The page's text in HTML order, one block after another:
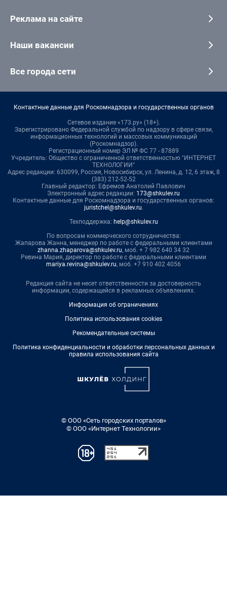
Реклама на сайте
Наши вакансии
Все города сети
Контактные данные для Роскомнадзора и государственных органов
Сетевое издание «173.ру» (18+).
Зарегистрировано Федеральной службой по надзору в сфере связи,
информационных технологий и массовых коммуникаций
(Роскомнадзор).
Регистрационный номер ЭЛ № ФС 77 - 87889
Учредитель: Общество с ограниченной ответственностью "ИНТЕРНЕТ
ТЕХНОЛОГИИ"
Адрес редакции: 630099, Россия, Новосибирск, ул. Ленина, д. 12, 6 этаж, 8
(383) 212-52-52
Главный редактор: Ефремов Анатолий Павлович
Электронный адрес редакции: 173@shkulev.ru
Контактные данные для Роскомнадзора и государственных органов:
juristchel@shkulev.ru.
Техподдержка: help@shkulev.ru
По вопросам коммерческого сотрудничества:
Жапарова Жанна, менеджер по работе с федеральными клиентами
zhanna.zhaparova@shkulev.ru, моб. + 7 982 640 34 32
Ревина Мария, директор по работе с федеральными клиентами
mariya.revina@shkulev.ru, моб. +7 910 402 4056
Редакция сайта не несет ответственности за достоверность
информации, содержащейся в рекламных объявлениях.
Информация об ограничениях
Политика использования cookies
Рекомендательные системы
Политика конфиденциальности и обработки персональных данных и
правила использования сайта
© ООО «Сеть городских порталов»
© ООО «Интернет Технологии»